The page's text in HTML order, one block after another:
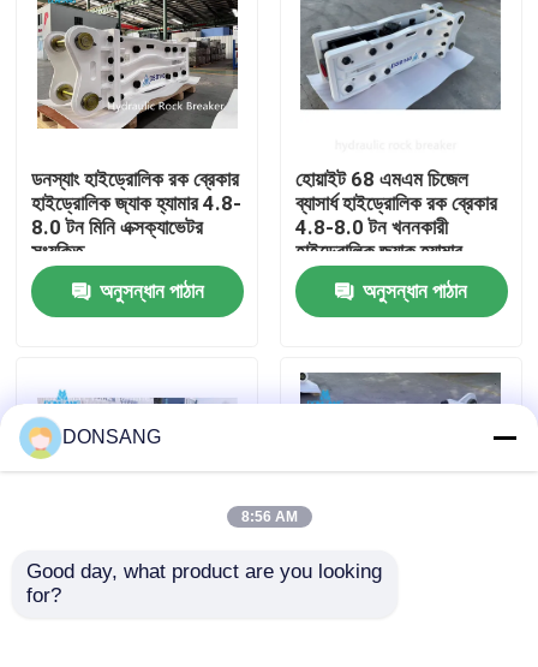
পণ্য
VR প্রদর্শন
আমাদের সম্পর্কে
কারখানা ভ্রমণ
যোগাযোগ করুন
হাইড্রোলিক রক ব্রেকার
ডনস্যাং হাইড্রোলিক রক ব্রেকার
হাইড্রোলিক জ্যাক হ্যামার 4.8-
8.0 টন মিনি এক্সক্যাভেটর
সংযুক্তি
অনুসন্ধান পাঠান
হোয়াইট 68 এমএম চিজেল
ব্যাসার্ধ হাইড্রোলিক রক ব্রেকার
4.8-8.0 টন খননকারী
হাইড্রোলিক জ্যাক হ্যামার
অনুসন্ধান পাঠান
ব্যাকহো লোডার হাইড্রোলিক রক
DONSANG
8:56 AM
Good day, what product are you looking
for?